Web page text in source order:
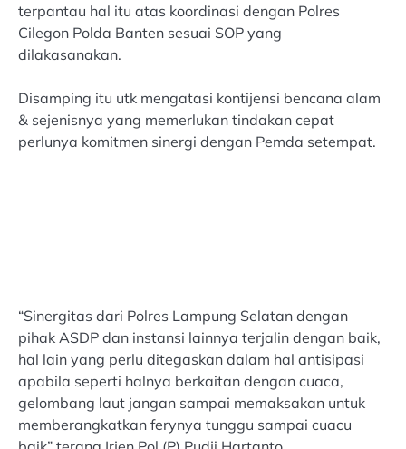
terpantau hal itu atas koordinasi dengan Polres
Cilegon Polda Banten sesuai SOP yang
dilakasanakan.
Disamping itu utk mengatasi kontijensi bencana alam
& sejenisnya yang memerlukan tindakan cepat
perlunya komitmen sinergi dengan Pemda setempat.
“Sinergitas dari Polres Lampung Selatan dengan
pihak ASDP dan instansi lainnya terjalin dengan baik,
hal lain yang perlu ditegaskan dalam hal antisipasi
apabila seperti halnya berkaitan dengan cuaca,
gelombang laut jangan sampai memaksakan untuk
memberangkatkan ferynya tunggu sampai cuacu